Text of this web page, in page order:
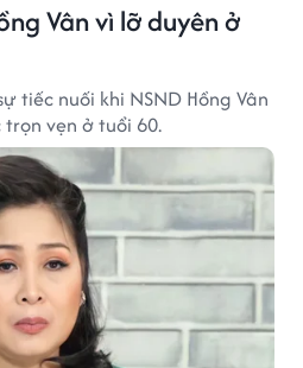
Vân vì lỡ duyên ở
tiếc nuối khi NSND Hồng Vân
vẹn ở tuổi 60.